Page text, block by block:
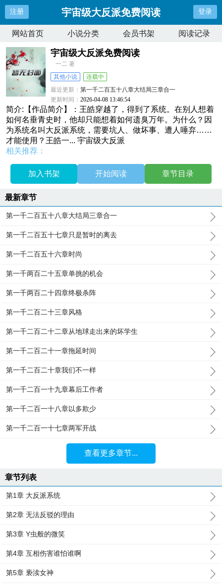
注册 宇宙级大反派免费阅读 登录
网站首页 小说分类 会员书架 阅读记录
宇宙级大反派免费阅读
一二 著
其他小说
连载中
最近更新：第一千二百五十八章大结局三章合一
更新时间：2026-04-08 13:46:54
简介:【作品简介】：王皓穿越了，得到了系统。在别人想着
如何名垂青史时，他却只能想着如何遗臭万年。为什么？因
为系统名叫大反派系统，需要坑人、做坏事、遭人唾弃……
才能使用？王皓一... 宇宙级大反派
相关推荐：
加入书架 开始阅读 章节目录
最新章节
第一千二百五十八章大结局三章合一
第一千二百五十七章只是暂时的离去
第一千二百五十六章时尚
第一千两百二十五章单挑的机会
第一千两百二十四章终极杀阵
第一千二百二十三章风格
第一千二百二十二章从地球走出来的坏学生
第一千二百二十一章拖延时间
第一千二百二十章我们不一样
第一千二百一十九章幕后工作者
第一千二百一十八章以多欺少
第一千二百一十七章两军开战
查看更多章节...
章节列表
第1章 大反派系统
第2章 无法反驳的理由
第3章 Y虫般的微笑
第4章 互相伤害谁怕谁啊
第5章 亵渎女神